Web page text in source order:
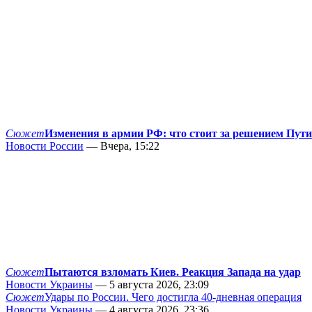
СюжетИзменения в армии РФ: что стоит за решением
Новости России — Вчера, 15:22
СюжетПытаются взломать Киев. Реакция Запада на удар
Новости Украины — 5 августа 2026, 23:09
СюжетУдары по России. Чего достигла 40-дневная операция